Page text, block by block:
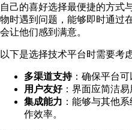
自己的喜好选择最便捷的方式
物时遇到问题，能够即时通过
会让他们感到满意。
以下是选择技术平台时需要考
多渠道支持：确保平台可
用户友好：界面应简洁易
集成能力 ：能够与其他
作效率。